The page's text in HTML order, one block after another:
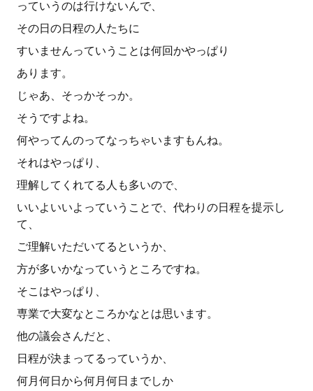
っていうのは行けないんで、
その日の日程の人たちに
すいませんっていうことは何回かやっぱり
あります。
じゃあ、そっかそっか。
そうですよね。
何やってんのってなっちゃいますもんね。
それはやっぱり、
理解してくれてる人も多いので、
いいよいいよっていうことで、代わりの日程を提示し
て、
ご理解いただいてるというか、
方が多いかなっていうところですね。
そこはやっぱり、
専業で大変なところかなとは思います。
他の議会さんだと、
日程が決まってるっていうか、
何月何日から何月何日までしか